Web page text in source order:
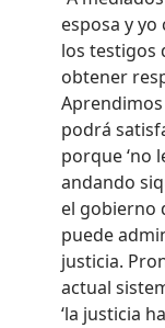
esposa y
los testigos
obtener
podrá
porque ‘no
andando
el gobierno
puede
justicia.
actual
‘la justicia